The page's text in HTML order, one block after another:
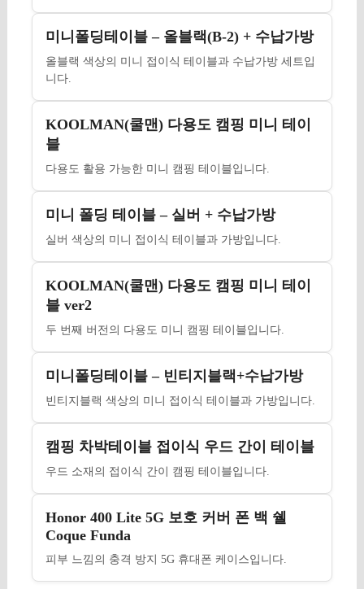
미니폴딩테이블 – 올블랙(B-2) + 수납가방
올블랙 색상의 미니 접이식 테이블과 수납가방 세트입
니다.
KOOLMAN(쿨맨) 다용도 캠핑 미니 테이
블
다용도 활용 가능한 미니 캠핑 테이블입니다.
미니 폴딩 테이블 – 실버 + 수납가방
실버 색상의 미니 접이식 테이블과 가방입니다.
KOOLMAN(쿨맨) 다용도 캠핑 미니 테이
블 ver2
두 번째 버전의 다용도 미니 캠핑 테이블입니다.
미니폴딩테이블 – 빈티지블랙+수납가방
빈티지블랙 색상의 미니 접이식 테이블과 가방입니다.
캠핑 차박테이블 접이식 우드 간이 테이블
우드 소재의 접이식 간이 캠핑 테이블입니다.
Honor 400 Lite 5G 보호 커버 폰 백 쉘
Coque Funda
피부 느낌의 충격 방지 5G 휴대폰 케이스입니다.